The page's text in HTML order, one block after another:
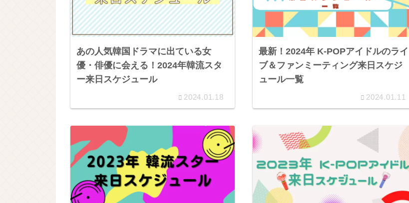
あの人気韓国ドラマに出ている女
優・俳優に会える！2024年韓流スタ
ー来日スケジュール
2024.01.18
最新！2024年 K-POPアイドルのライ
ブ＆ファンミーティング来日スケジ
ュール一覧
2024.01.11